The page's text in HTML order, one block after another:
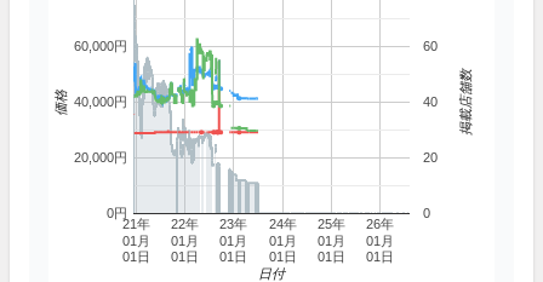
21年
01月
01日
22年
01月
01日
23年
01月
01日
24年
01月
01日
25年
01月
01日
26年
01月
01日
0円
20,000円
40,000円
60,000円
0
20
40
60
日付
価格 掲載店舗数